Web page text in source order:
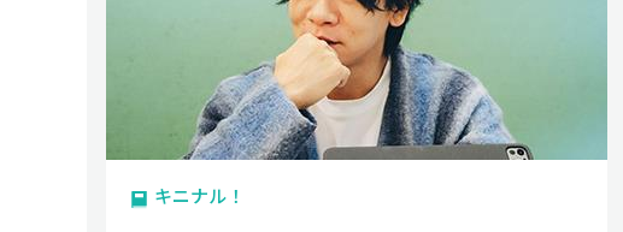
キニナル！